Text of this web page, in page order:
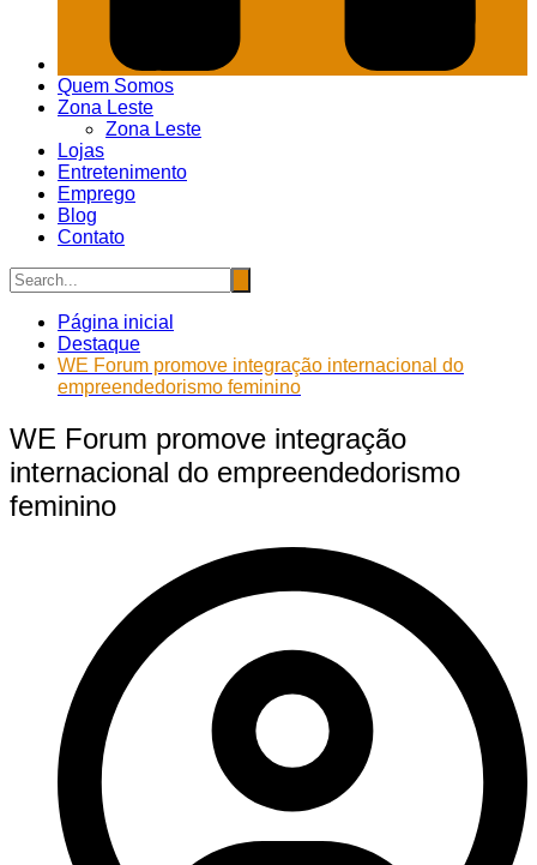
Quem Somos
Zona Leste
Zona Leste
Lojas
Entretenimento
Emprego
Blog
Contato
Página inicial
Destaque
WE Forum promove integração internacional do
empreendedorismo feminino
WE Forum promove integração
internacional do empreendedorismo
feminino